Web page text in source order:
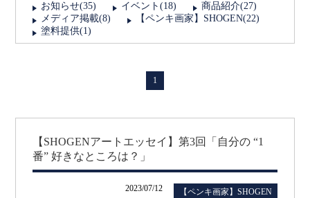
お知らせ(35)
イベント(18)
商品紹介(27)
メディア掲載(8)
【ペンキ画家】SHOGEN(22)
塗料提供(1)
1
【SHOGENアートエッセイ】第3回「自分の “1
番” 好きなところは？」
2023/07/12 【ペンキ画家】SHOGEN